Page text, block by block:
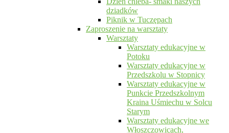
dziadków
Piknik w Tuczępach
Zaproszenie na warsztaty
Warsztaty
Warsztaty edukacyjne w
Potoku
Warsztaty edukacyjne w
Przedszkolu w Stopnicy
Warsztaty edukacyjne w
Punkcie Przedszkolnym
Kraina Uśmiechu w Solcu
Starym
Warsztaty edukacyjne we
Włoszczowicach,